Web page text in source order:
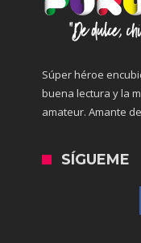
Súper héroe
buena lectura y la
amateur. Amante
SÍGUEME